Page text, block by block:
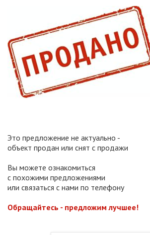
Это предложение не актуально -
объект продан или снят с продажи
Вы можете ознакомиться
с похожими предложениями
или связаться с нами по телефону
Обращайтесь - предложим лучшее!